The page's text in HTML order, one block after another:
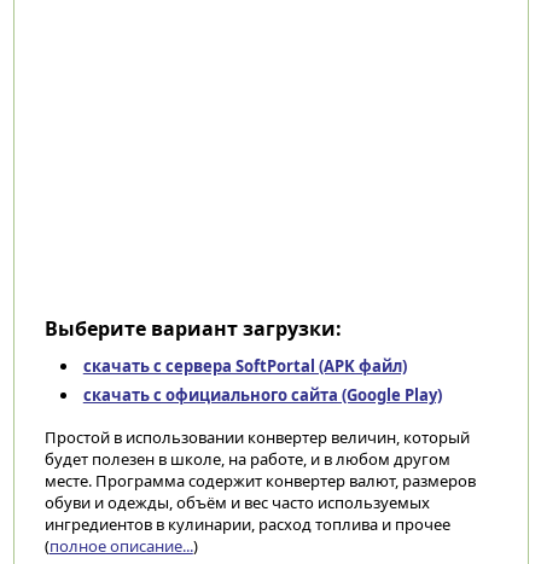
Выберите вариант загрузки:
скачать с сервера SoftPortal (APK файл)
скачать с официального сайта (Google Play)
Простой в использовании конвертер величин, который
будет полезен в школе, на работе, и в любом другом
месте. Программа содержит конвертер валют, размеров
обуви и одежды, объём и вес часто используемых
ингредиентов в кулинарии, расход топлива и прочее
(полное описание...)